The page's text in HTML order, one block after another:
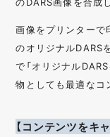
画像をプリンターで
のオリジナルDARS
で「オリジナル
物としても最適なコ
【コンテンツをキ